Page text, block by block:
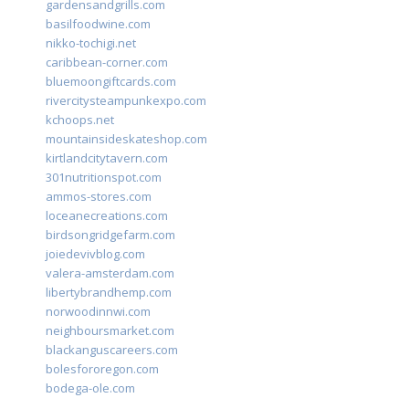
gardensandgrills.com
basilfoodwine.com
nikko-tochigi.net
caribbean-corner.com
bluemoongiftcards.com
rivercitysteampunkexpo.com
kchoops.net
mountainsideskateshop.com
kirtlandcitytavern.com
301nutritionspot.com
ammos-stores.com
loceanecreations.com
birdsongridgefarm.com
joiedevivblog.com
valera-amsterdam.com
libertybrandhemp.com
norwoodinnwi.com
neighboursmarket.com
blackanguscareers.com
bolesfororegon.com
bodega-ole.com